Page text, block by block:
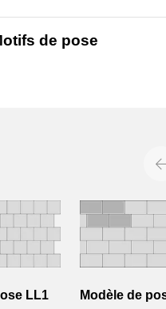
de pose
LL1 Modèle de